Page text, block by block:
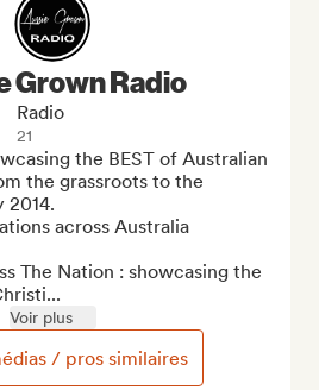
Grown Radio
Radio
21
the BEST of Australian
the grassroots to the
2014.
across Australia
The Nation : showcasing the
Voir plus
/ pros similaires